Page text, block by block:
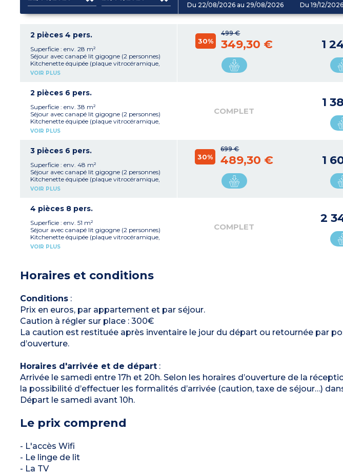
Du 22/08/2026 au 29/08/2026 Du 19/12/
2 pièces 4 pers.
Superficie : env. 28 m²
Séjour avec canapé lit gigogne (2 personnes)
Kitchenette équipée (plaque vitrocéramique,
réfrigérateur table top, micro-ondes/gril, lave-
Salle de bain avec baignoire et sèche cheveux
WC séparé pour la plupart
VOIR PLUS
499 €
30% 349,30 € 1
2 pièces 6 pers.
Superficie : env. 38 m²
Séjour avec canapé lit gigogne (2 personnes)
Kitchenette équipée (plaque vitrocéramique,
réfrigérateur 2 portes, micro-ondes/gril, lave-
Cabine avec 2 lits superposés
Salle de bain avec baignoire et sèche cheveux
WC séparé pour la plupart
VOIR PLUS
COMPLET
1
3 pièces 6 pers.
Superficie : env. 48 m²
Séjour avec canapé lit gigogne (2 personnes)
Kitchenette équipée (plaque vitrocéramique,
réfrigérateur 2 portes, micro-ondes/gril, lave-
Chambre avec 2 lits simples ou 2 lits
superposés
Salle de bain avec baignoire et salle de douche
avec sèche cheveux
WC séparé pour la plupart
VOIR PLUS
699 €
30% 489,30 € 1
4 pièces 8 pers.
Superficie : env. 51 m²
Séjour avec canapé lit gigogne (2 personnes)
Kitchenette équipée (plaque vitrocéramique,
réfrigérateur 2 portes, micro-ondes/gril, lave-
superposés
Salle de bain et salle de douche avec sèche
WC séparé pour la plupart
VOIR PLUS
COMPLET
2
Horaires et conditions
Conditions:
Prix en euros, par appartement et par séjour.
Caution à régler sur place : 300€
La caution est restituée après inventaire le jour du départ ou retournée par
d’ouverture.
Horaires d'arrivée et de départ:
Arrivée le samedi entre 17h et 20h. Selon les horaires d’ouverture de la
la possibilité d’effectuer les formalités d’arrivée (caution, taxe de séjour…)
Départ le samedi avant 10h.
Le prix comprend
- L'accès Wifi
- Le linge de lit
- La TV